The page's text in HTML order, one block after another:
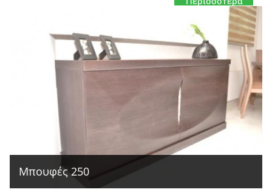
Μπουφές 250